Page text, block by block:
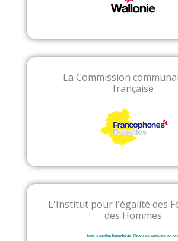
La Commission
française
L'Institut pour l'égalité des
des Hommes